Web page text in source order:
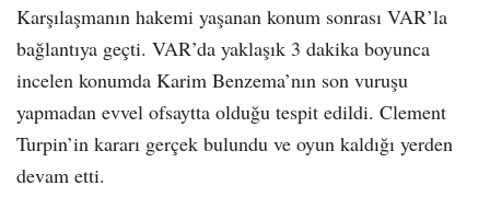
Karşılaşmanın hakemi yaşanan konum sonrası VAR’la
bağlantıya geçti. VAR’da yaklaşık 3 dakika boyunca
incelen konumda Karim Benzema’nın son vuruşu
yapmadan evvel ofsaytta olduğu tespit edildi. Clement
Turpin’in kararı gerçek bulundu ve oyun kaldığı yerden
devam etti.